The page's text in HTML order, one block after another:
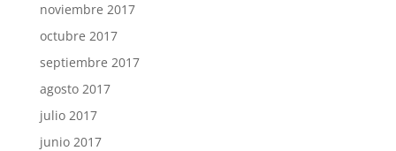
noviembre 2017
octubre 2017
septiembre 2017
agosto 2017
julio 2017
junio 2017